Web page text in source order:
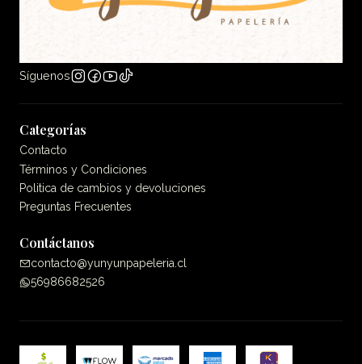
Síguenos
Categorías
Contacto
Términos y Condiciones
Politica de cambios y devoluciones
Preguntas Frecuentes
Contáctanos
contacto@yunyunpapeleria.cl
56986682526